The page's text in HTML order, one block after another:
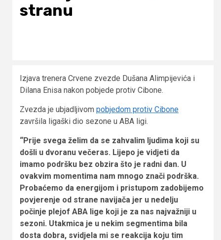
stranu
Izjava trenera Crvene zvezde Dušana Alimpijevića i
Dilana Enisa nakon pobjede protiv Cibone.
Zvezda je ubjadljivom pobjedom protiv Cibone
završila ligaški dio sezone u ABA ligi.
“Prije svega želim da se zahvalim ljudima koji su
došli u dvoranu večeras. Lijepo je vidjeti da
imamo podršku bez obzira što je radni dan. U
ovakvim momentima nam mnogo znači podrška.
Probaćemo da energijom i pristupom zadobijemo
povjerenje od strane navijača jer u nedelju
počinje plejof ABA lige koji je za nas najvažniji u
sezoni. Utakmica je u nekim segmentima bila
dosta dobra, svidjela mi se reakcija koju tim